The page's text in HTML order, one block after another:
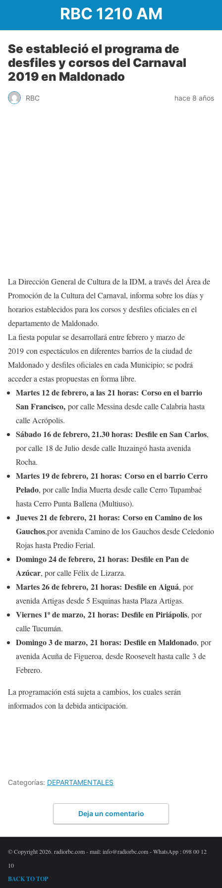
RBC 1210 AM
Se estableció el programa de
desfiles y corsos del Carnaval
2019 en Maldonado
RBC hace 8 años
La Dirección General de Cultura de la IDM, a través del Área de
Promoción de la Cultura del Carnaval, informa sobre los días y
horarios establecidos para los corsos y desfiles oficiales en el
departamento de Maldonado.
La fiesta popular se desarrollará entre febrero y marzo de
2019 con espectáculos en diferentes barrios de la ciudad de
Maldonado y desfiles oficiales en cada Municipio; se podrá
acceder a estas propuestas en forma libre.
Martes 12 de febrero, a las 21 horas: Corso en el barrio
San Francisco, por calle Messina desde calle Calabria hasta
calle Acrópolis.
Sábado 16 de febrero, 21.30 horas: Desfile en San Carlos,
por calle 18 de Julio desde calle Ituzaingó hasta avenida
Rocha.
Martes 19 de febrero, 21 horas: Corso en el barrio Cerro
Pelado, por calle India Muerta desde calle Cerro Tupambaé
hasta Cerro Punta Ballena (Multiuso).
Jueves 21 de febrero, 21 horas: Corso en Camino de los
Gauchos,por avenida Camino de los Gauchos desde Celedonio
Rojas hasta Predio Ferial.
Domingo 24 de febrero, 21 horas: Desfile en Pan de
Azúcar, por calle Félix de Lizarza.
Martes 26 de febrero, 21 horas: Desfile en Aiguá, por
avenida Artigas desde 5 Esquinas hasta Plaza Artigas.
Viernes 1º de marzo, 21 horas: Desfile en Piriápolis, por
calle Tucumán.
Domingo 3 de marzo, 21 horas: Desfile en Maldonado, por
avenida Acuña de Figueroa, desde Roosevelt hasta calle 3 de
Febrero.
La programación está sujeta a cambios, los cuales serán
informados con la debida anticipación.
Categorías: DEPARTAMENTALES
Deja un comentario
© Copyright 2026. radiorbc.com - mail: info@radiorbc.com - WhatsApp : 098 00 12
10
BACK TO TOP